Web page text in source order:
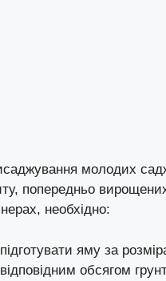
молодих
попередньо
необхідно:
підготувати яму за
відповідним обсягом